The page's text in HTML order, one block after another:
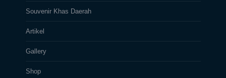
Souvenir Khas Daerah
Artikel
Gallery
Shop